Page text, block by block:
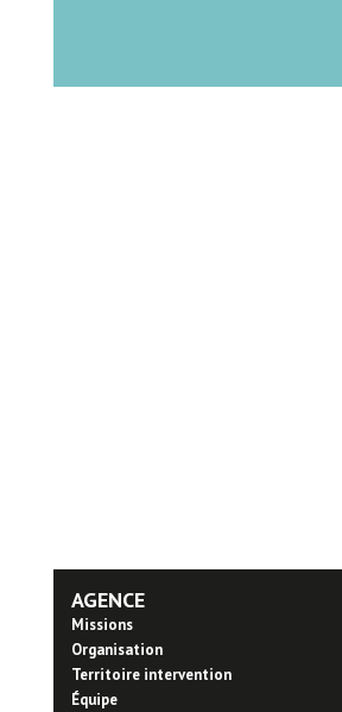
AGENCE
Missions
Organisation
Territoire intervention
Équipe